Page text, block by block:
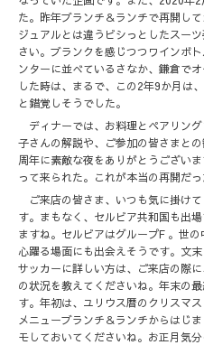
た。昨年ブランチ＆ランチで再開し
ジュアルとは違うビシっとしたスー
さい。ブランクを感じつつワインボ
ンターに並べているさなか、鎌倉で
した時は、まるで、この2年9か月は
と錯覚しそうでした。
ディナーでは、お料理とペアリン
子さんの解説や、ご参加の皆さまと
周年に素敵な夜をありがとうござい
って来られた。これが本当の再開だ
ご来店の皆さま、いつも気に掛け
す。まもなく、セルビア共和国も出
ますね。セルビアはグループF 。世の
心躍る場面にも出会えそうです。文
サッカーに詳しい方は、ご来店の際
の状況を教えてくださいね。年末の
す。年初は、ユリウス暦のクリスマ
メニューブランチ＆ランチからはじ
モしておいてくださいね。お正月気